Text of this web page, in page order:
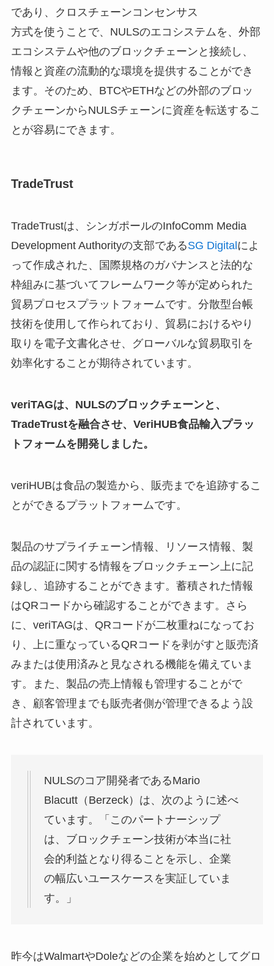
であり、クロスチェーンコンセンサス
方式を使うことで、NULSのエコシステムを、外部
エコシステムや他のブロックチェーンと接続し、
情報と資産の流動的な環境を提供することができ
ます。そのため、BTCやETHなどの外部のブロッ
クチェーンからNULSチェーンに資産を転送するこ
とが容易にできます。
TradeTrust
TradeTrustは、シンガポールのInfoComm Media
Development Authorityの支部であるSG Digital によ
って作成された、国際規格のガバナンスと法的な
枠組みに基づいてフレームワーク等が定められた
貿易プロセスプラットフォームです。分散型台帳
技術を使用して作られており、貿易におけるやり
取りを電子文書化させ、グローバルな貿易取引を
効率化することが期待されています。
veriTAGは、NULSのブロックチェーンと、
TradeTrustを融合させ、VeriHUB食品輸入プラッ
トフォームを開発しました。
veriHUBは食品の製造から、販売までを追跡するこ
とができるプラットフォームです。
製品のサプライチェーン情報、リソース情報、製
品の認証に関する情報をブロックチェーン上に記
録し、追跡することができます。蓄積された情報
はQRコードから確認することができます。さら
に、veriTAGは、QRコードが二枚重ねになってお
り、上に重なっているQRコードを剥がすと販売済
みまたは使用済みと見なされる機能を備えていま
す。また、製品の売上情報も管理することがで
き、顧客管理までも販売者側が管理できるよう設
計されています。
NULSのコア開発者であるMario
Blacutt（Berzeck）は、次のように述べ
ています。「このパートナーシップ
は、ブロックチェーン技術が本当に社
会的利益となり得ることを示し、企業
の幅広いユースケースを実証していま
す。」
昨今はWalmartやDoleなどの企業を始めとしてグロ